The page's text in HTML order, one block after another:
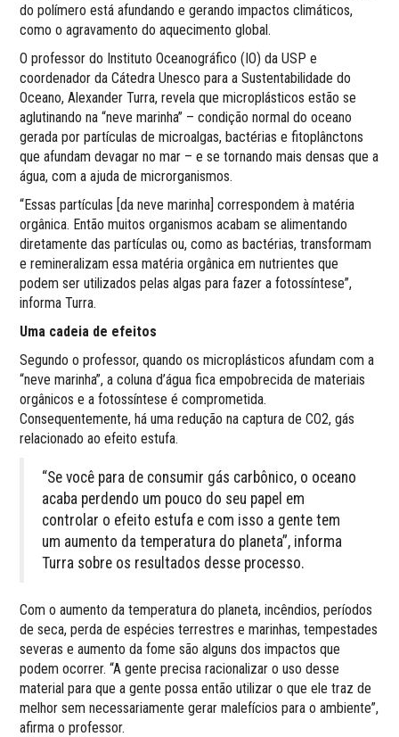
do polímero está afundando e gerando impactos climáticos,
como o agravamento do aquecimento global.
O professor do Instituto Oceanográfico (IO) da USP e
coordenador da Cátedra Unesco para a Sustentabilidade do
Oceano, Alexander Turra, revela que microplásticos estão se
aglutinando na “neve marinha” – condição normal do oceano
gerada por partículas de microalgas, bactérias e fitoplânctons
que afundam devagar no mar – e se tornando mais densas que a
água, com a ajuda de microrganismos.
“Essas partículas [da neve marinha] correspondem à matéria
orgânica. Então muitos organismos acabam se alimentando
diretamente das partículas ou, como as bactérias, transformam
e remineralizam essa matéria orgânica em nutrientes que
podem ser utilizados pelas algas para fazer a fotossíntese”,
informa Turra.
Uma cadeia de efeitos
Segundo o professor, quando os microplásticos afundam com a
“neve marinha”, a coluna d’água fica empobrecida de materiais
orgânicos e a fotossíntese é comprometida.
Consequentemente, há uma redução na captura de CO2, gás
relacionado ao efeito estufa.
“Se você para de consumir gás carbônico, o oceano
acaba perdendo um pouco do seu papel em
controlar o efeito estufa e com isso a gente tem
um aumento da temperatura do planeta”, informa
Turra sobre os resultados desse processo.
Com o aumento da temperatura do planeta, incêndios, períodos
de seca, perda de espécies terrestres e marinhas, tempestades
severas e aumento da fome são alguns dos impactos que
podem ocorrer. “A gente precisa racionalizar o uso desse
material para que a gente possa então utilizar o que ele traz de
melhor sem necessariamente gerar malefícios para o ambiente”,
afirma o professor.